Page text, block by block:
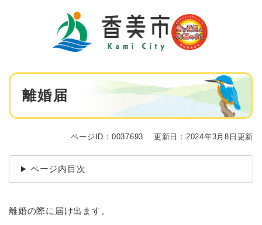
本
離婚届
ページID：0037693 更新日：2024年3月8日更新
ページ内目次
離婚の際に届け出ます。